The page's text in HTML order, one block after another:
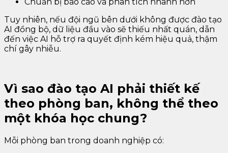
Tuy nhiên, nếu đội ngũ bên dưới không được đào tạo
AI đồng bộ, dữ liệu đầu vào sẽ thiếu nhất quán, dẫn
đến việc AI hỗ trợ ra quyết định kém hiệu quả, thậm
chí gây nhiễu.
Vì sao đào tạo AI phải thiết kế
theo phòng ban, không thể theo
một khóa học chung?
Mỗi phòng ban trong doanh nghiệp có: